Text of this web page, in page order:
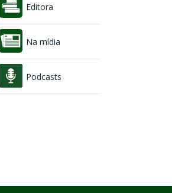
Editora
Na mídia
Podcasts